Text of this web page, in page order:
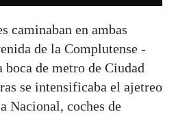
caminaban en ambas
de la Complutense -
boca de metro de Ciudad
se intensificaba el ajetreo
Nacional, coches de